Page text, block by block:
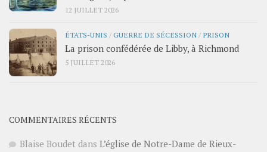
12 JUILLET 2026
ÉTATS-UNIS /GUERRE DE SÉCESSION/ PRISON
La prison confédérée de Libby, à Richmond
5 JUILLET 2026
COMMENTAIRES RÉCENTS
Blaise Boudet dans L’église de Notre-Dame de Rieux-